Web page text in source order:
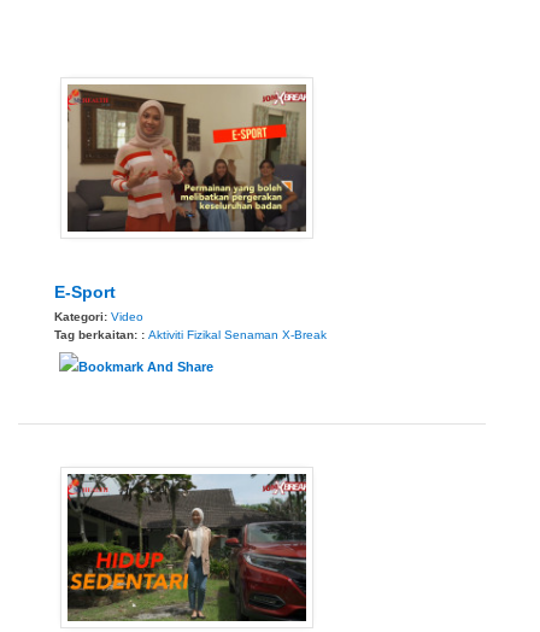
E-Sport
Kategori: Video
Tag berkaitan: : Aktiviti Fizikal Senaman X-Break